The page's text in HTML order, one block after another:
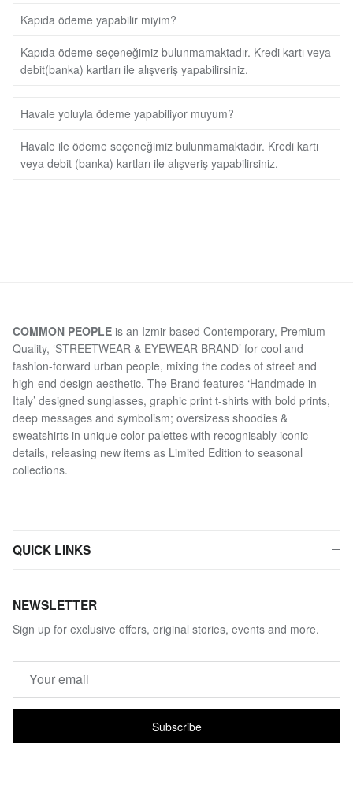
Kapıda ödeme yapabilir miyim?
Kapıda ödeme seçeneğimiz bulunmamaktadır. Kredi kartı veya
debit(banka) kartları ile alışveriş yapabilirsiniz.
Havale yoluyla ödeme yapabiliyor muyum?
Havale ile ödeme seçeneğimiz bulunmamaktadır. Kredi kartı
veya debit (banka) kartları ile alışveriş yapabilirsiniz.
COMMON PEOPLE is an Izmir-based Contemporary, Premium
Quality, ‘STREETWEAR & EYEWEAR BRAND’ for cool and
fashion-forward urban people, mixing the codes of street and
high-end design aesthetic. The Brand features ‘Handmade in
Italy’ designed sunglasses, graphic print t-shirts with bold prints,
deep messages and symbolism; oversizess shoodies &
sweatshirts in unique color palettes with recognisably iconic
details, releasing new items as Limited Edition to seasonal
collections.
QUICK LINKS
NEWSLETTER
Sign up for exclusive offers, original stories, events and more.
Subscribe